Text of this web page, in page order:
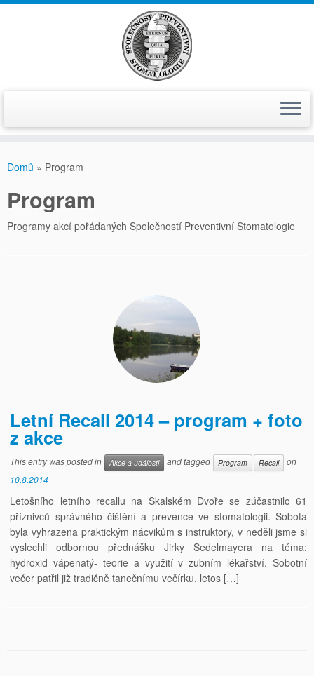
Domů » Program
Program
Programy akcí pořádaných Společností Preventivní Stomatologie
Letní Recall 2014 – program + foto
z akce
This entry was posted in Akce a události and tagged Program Recall
on
10.8.2014
Letošního letního recallu na Skalském Dvoře se zúčastnilo 61
příznivců správného čištění a prevence ve stomatologii. Sobota
byla vyhrazena praktickým nácvikům s instruktory, v neděli jsme si
vyslechli odbornou přednášku Jirky Sedelmayera na téma:
hydroxid vápenatý- teorie a využití v zubním lékařství. Sobotní
večer patřil již tradičně tanečnímu večírku, letos […]